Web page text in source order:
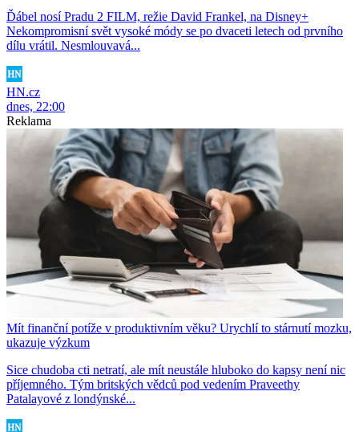
Ďábel nosí Pradu 2 FILM, režie David Frankel, na Disney+
Nekompromisní svět vysoké módy se po dvaceti letech od prvního
dílu vrátil. Nesmlouvavá...
HN.cz
dnes, 22:00
Reklama
Mít finanční potíže v produktivním věku? Urychlí to stárnutí mozku,
ukazuje výzkum
Sice chudoba cti netratí, ale mít neustále hluboko do kapsy není nic
příjemného. Tým britských vědců pod vedením Praveethy
Patalayové z londýnské...